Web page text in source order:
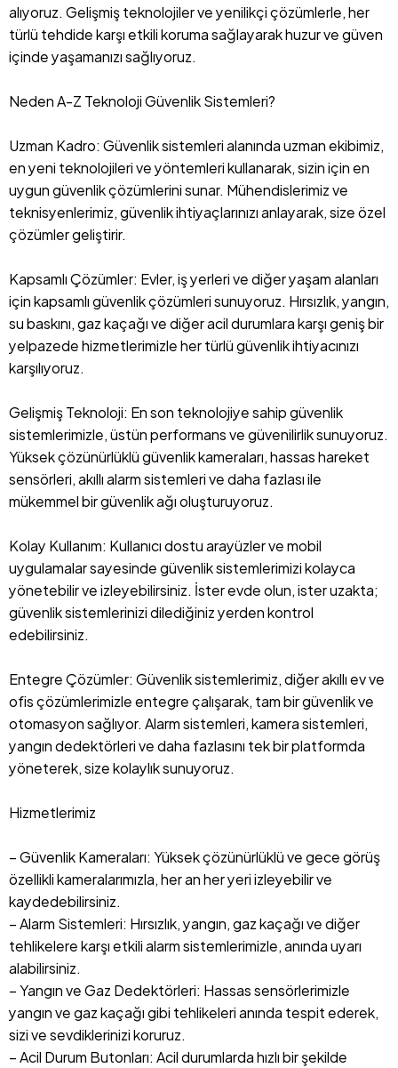
alıyoruz. Gelişmiş teknolojiler ve yenilikçi çözümlerle, her
türlü tehdide karşı etkili koruma sağlayarak huzur ve güven
içinde yaşamanızı sağlıyoruz.
Neden A-Z Teknoloji Güvenlik Sistemleri?
Uzman Kadro: Güvenlik sistemleri alanında uzman ekibimiz,
en yeni teknolojileri ve yöntemleri kullanarak, sizin için en
uygun güvenlik çözümlerini sunar. Mühendislerimiz ve
teknisyenlerimiz, güvenlik ihtiyaçlarınızı anlayarak, size özel
çözümler geliştirir.
Kapsamlı Çözümler: Evler, iş yerleri ve diğer yaşam alanları
için kapsamlı güvenlik çözümleri sunuyoruz. Hırsızlık, yangın,
su baskını, gaz kaçağı ve diğer acil durumlara karşı geniş bir
yelpazede hizmetlerimizle her türlü güvenlik ihtiyacınızı
karşılıyoruz.
Gelişmiş Teknoloji: En son teknolojiye sahip güvenlik
sistemlerimizle, üstün performans ve güvenilirlik sunuyoruz.
Yüksek çözünürlüklü güvenlik kameraları, hassas hareket
sensörleri, akıllı alarm sistemleri ve daha fazlası ile
mükemmel bir güvenlik ağı oluşturuyoruz.
Kolay Kullanım: Kullanıcı dostu arayüzler ve mobil
uygulamalar sayesinde güvenlik sistemlerimizi kolayca
yönetebilir ve izleyebilirsiniz. İster evde olun, ister uzakta;
güvenlik sistemlerinizi dilediğiniz yerden kontrol
edebilirsiniz.
Entegre Çözümler: Güvenlik sistemlerimiz, diğer akıllı ev ve
ofis çözümlerimizle entegre çalışarak, tam bir güvenlik ve
otomasyon sağlıyor. Alarm sistemleri, kamera sistemleri,
yangın dedektörleri ve daha fazlasını tek bir platformda
yöneterek, size kolaylık sunuyoruz.
Hizmetlerimiz
– Güvenlik Kameraları: Yüksek çözünürlüklü ve gece görüş
özellikli kameralarımızla, her an her yeri izleyebilir ve
kaydedebilirsiniz.
– Alarm Sistemleri: Hırsızlık, yangın, gaz kaçağı ve diğer
tehlikelere karşı etkili alarm sistemlerimizle, anında uyarı
alabilirsiniz.
– Yangın ve Gaz Dedektörleri: Hassas sensörlerimizle
yangın ve gaz kaçağı gibi tehlikeleri anında tespit ederek,
sizi ve sevdiklerinizi koruruz.
– Acil Durum Butonları: Acil durumlarda hızlı bir şekilde